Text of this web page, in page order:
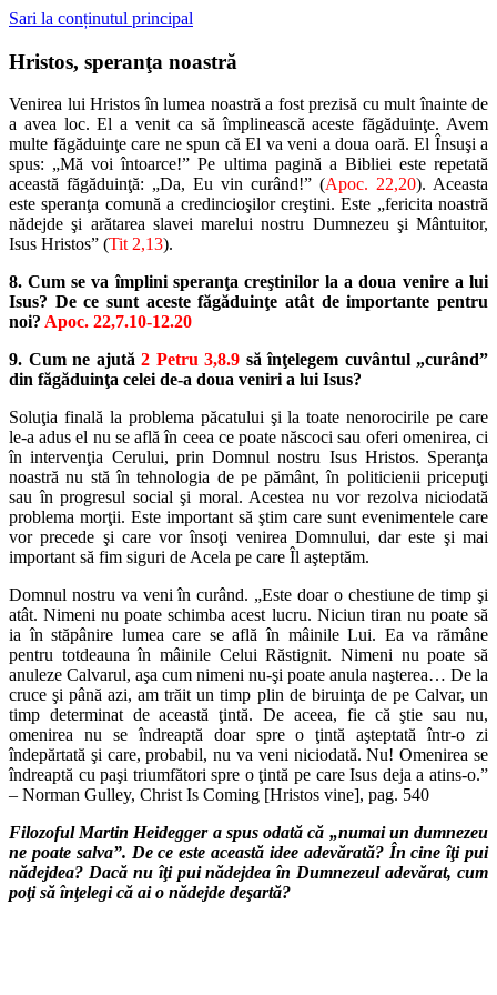
Sari la conținutul principal
Hristos, speranţa noastră
Venirea lui Hristos în lumea noastră a fost prezisă cu mult înainte de
a avea loc. El a venit ca să împlinească aceste făgăduinţe. Avem
multe făgăduinţe care ne spun că El va veni a doua oară. El Însuşi a
spus: „Mă voi întoarce!” Pe ultima pagină a Bibliei este repetată
această făgăduinţă: „Da, Eu vin curând!” (Apoc. 22,20). Aceasta
este speranţa comună a credincioşilor creştini. Este „fericita noastră
nădejde şi arătarea slavei marelui nostru Dumnezeu şi Mântuitor,
Isus Hristos” (Tit 2,13).
8. Cum se va împlini speranţa creştinilor la a doua venire a lui
Isus? De ce sunt aceste făgăduinţe atât de importante pentru
noi? Apoc. 22,7.10-12.20
9. Cum ne ajută 2 Petru 3,8.9 să înţelegem cuvântul „curând”
din făgăduinţa celei de-a doua veniri a lui Isus?
Soluţia finală la problema păcatului şi la toate nenorocirile pe care
le-a adus el nu se află în ceea ce poate născoci sau oferi omenirea, ci
în intervenţia Cerului, prin Domnul nostru Isus Hristos. Speranţa
noastră nu stă în tehnologia de pe pământ, în politicienii pricepuţi
sau în progresul social şi moral. Acestea nu vor rezolva niciodată
problema morţii. Este important să ştim care sunt evenimentele care
vor precede şi care vor însoţi venirea Domnului, dar este şi mai
important să fim siguri de Acela pe care Îl aşteptăm.
Domnul nostru va veni în curând. „Este doar o chestiune de timp şi
atât. Nimeni nu poate schimba acest lucru. Niciun tiran nu poate să
ia în stăpânire lumea care se află în mâinile Lui. Ea va rămâne
pentru totdeauna în mâinile Celui Răstignit. Nimeni nu poate să
anuleze Calvarul, aşa cum nimeni nu-şi poate anula naşterea… De la
cruce şi până azi, am trăit un timp plin de biruinţa de pe Calvar, un
timp determinat de această ţintă. De aceea, fie că ştie sau nu,
omenirea nu se îndreaptă doar spre o ţintă aşteptată într-o zi
îndepărtată şi care, probabil, nu va veni niciodată. Nu! Omenirea se
îndreaptă cu paşi triumfători spre o ţintă pe care Isus deja a atins-o.”
– Norman Gulley, Christ Is Coming [Hristos vine], pag. 540
Filozoful Martin Heidegger a spus odată că „numai un dumnezeu
ne poate salva”. De ce este această idee adevărată? În cine îţi pui
nădejdea? Dacă nu îţi pui nădejdea în Dumnezeul adevărat, cum
poţi să înţelegi că ai o nădejde deşartă?